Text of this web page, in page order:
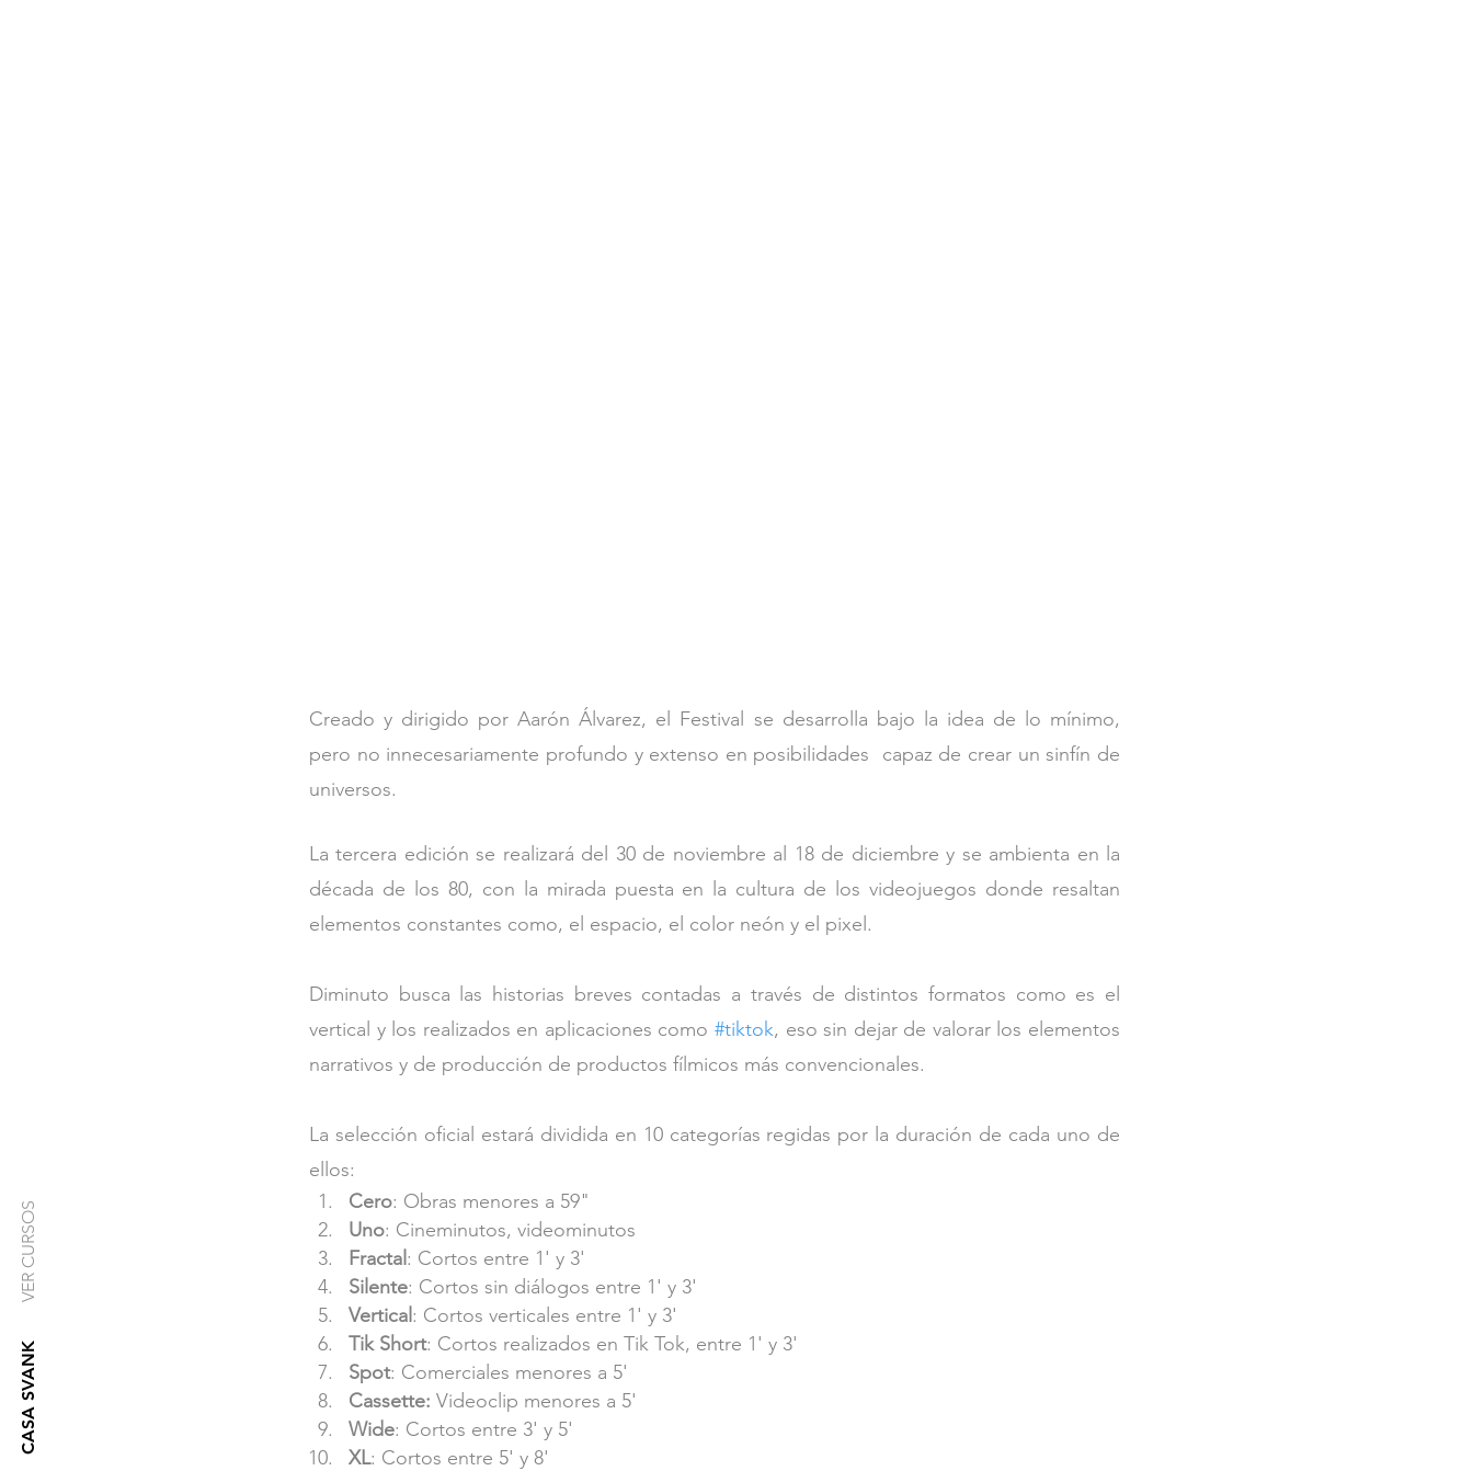
CASA SVANK
VER CURSOS
Creado y dirigido por Aarón Álvarez, el Festival se desarrolla bajo la idea de lo mínimo,
pero no innecesariamente profundo y extenso en posibilidades  capaz de crear un sinfín de
universos.
La tercera edición se realizará del 30 de noviembre al 18 de diciembre y se ambienta en la
década de los 80, con la mirada puesta en la cultura de los videojuegos donde resaltan
elementos constantes como, el espacio, el color neón y el pixel.
Diminuto busca las historias breves contadas a través de distintos formatos como es el
vertical y los realizados en aplicaciones como #tiktok, eso sin dejar de valorar los elementos
narrativos y de producción de productos fílmicos más convencionales.
La selección oficial estará dividida en 10 categorías regidas por la duración de cada uno de
ellos:
Cero: Obras menores a 59"
Uno: Cineminutos, videominutos
Fractal : Cortos entre 1' y 3'
Silente: Cortos sin diálogos entre 1' y 3'
Vertical : Cortos verticales entre 1' y 3'
Tik Short: Cortos realizados en Tik Tok, entre 1' y 3'
Spot: Comerciales menores a 5'
Cassette: Videoclip menores a 5'
Wide: Cortos entre 3' y 5'
XL: Cortos entre 5' y 8'